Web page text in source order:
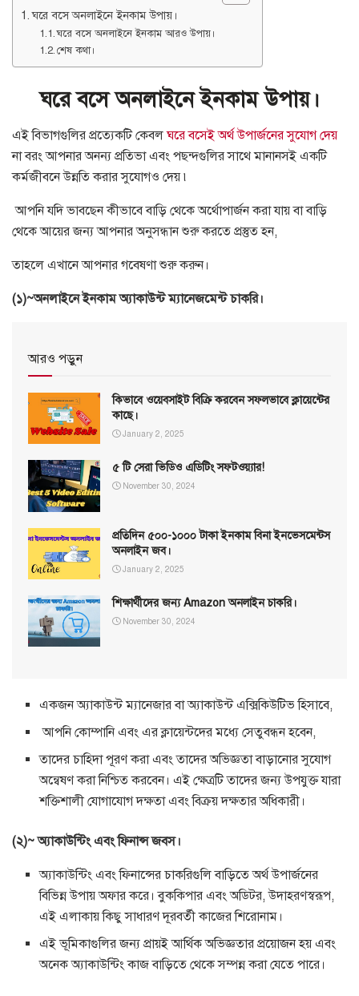
ঘরে বসে অনলাইনে ইনকাম উপায়।
ঘরে বসে অনলাইনে ইনকাম আরও উপায়।
শেষ কথা।
ঘরে বসেঅনলাইনে ইনকাম উপায়।
এই বিভাগগুলির প্রত্যেকটি কেবলঘরে বসেই অর্থ উপার্জনের সুযোগ দেয়
না বরং আপনার অনন্য প্রতিভা এবং পছন্দগুলির সাথে মানানসই একটি
কর্মজীবনে উন্নতি করার সুযোগও দেয় ৷
আপনি যদি ভাবছেন কীভাবে বাড়ি থেকে অর্থোপার্জন করা যায় বা বাড়ি
থেকে আয়ের জন্য আপনার অনুসন্ধান শুরু করতে প্রস্তুত হন,
তাহলে এখানে আপনার গবেষণা শুরু করুন।
(১)~অনলাইনে ইনকাম অ্যাকাউন্ট ম্যানেজমেন্ট চাকরি।
আরও পড়ুন
কিভাবে ওয়েবসাইট বিক্রি করবেন সফলভাবে ক্লায়েন্টের
কাছে।
January 2, 2025
৫ টি সেরা ভিডিও এডিটিং সফটওয়্যার!
November 30, 2024
প্রতিদিন ৫০০-১০০০ টাকা ইনকাম বিনা ইনভেসমেন্টস
অনলাইন জব।
January 2, 2025
শিক্ষার্থীদের জন্য Amazon অনলাইন চাকরি।
November 30, 2024
একজন অ্যাকাউন্ট ম্যানেজার বা অ্যাকাউন্ট এক্সিকিউটিভ হিসাবে,
আপনি কোম্পানি এবং এর ক্লায়েন্টদের মধ্যে সেতুবন্ধন হবেন,
তাদের চাহিদা পূরণ করা এবং তাদের অভিজ্ঞতা বাড়ানোর সুযোগ
অন্বেষণ করা নিশ্চিত করবেন। এই ক্ষেত্রটি তাদের জন্য উপযুক্ত যারা
শক্তিশালী যোগাযোগ দক্ষতা এবং বিক্রয় দক্ষতার অধিকারী।
(২)~ অ্যাকাউন্টিং এবং ফিনান্স জবস।
অ্যাকাউন্টিং এবং ফিনান্সের চাকরিগুলি বাড়িতে অর্থ উপার্জনের
বিভিন্ন উপায় অফার করে। বুককিপার এবং অডিটর, উদাহরণস্বরূপ,
এই এলাকায় কিছু সাধারণ দূরবর্তী কাজের শিরোনাম।
এই ভূমিকাগুলির জন্য প্রায়ই আর্থিক অভিজ্ঞতার প্রয়োজন হয় এবং
অনেক অ্যাকাউন্টিং কাজ বাড়িতে থেকে সম্পন্ন করা যেতে পারে।